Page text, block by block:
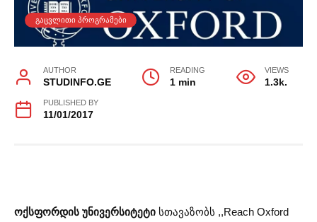
ᲒᲐᲪᲕᲚᲘᲗᲘ ᲞᲠᲝᲒᲠᲐᲛᲔᲑᲘ
AUTHOR
STUDINFO.GE
READING
1 min
VIEWS
1.3k.
PUBLISHED BY
11/01/2017
ოქსფორდის უნივერსიტეტი სთავაზობს ,,Reach Oxford